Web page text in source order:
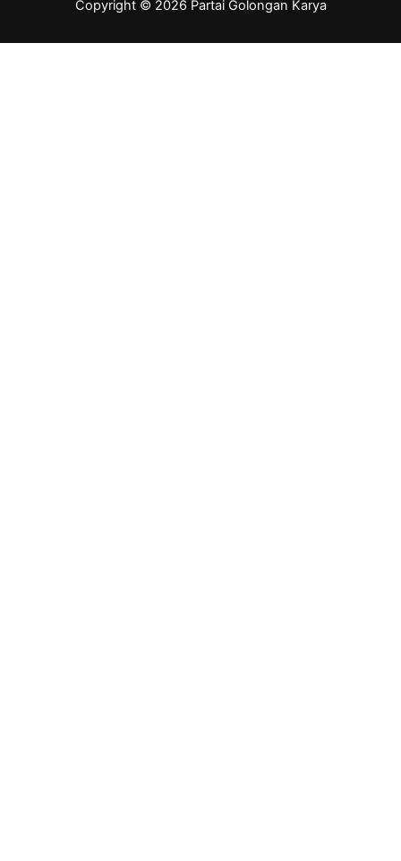
Copyright © 2026 Partai Golongan Karya